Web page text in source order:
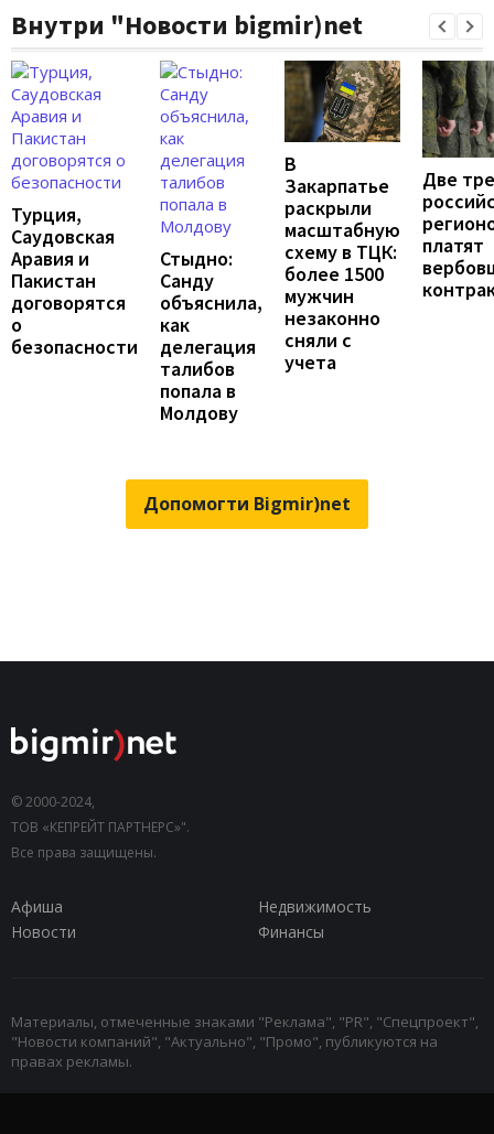
Внутри "Новости bigmir)net
Турция,
Саудовская
Аравия и
Пакистан
договорятся
о
безопасности
Стыдно:
Санду
объяснила,
как
делегация
талибов
попала в
Молдову
В
Закарпатье
раскрыли
масштабную
схему в ТЦК:
более 1500
мужчин
незаконно
сняли с
учета
Две
платят
Допомогти Bigmir)net
© 2000-2024,
ТОВ «КЕПРЕЙТ ПАРТНЕРС»".
Все права защищены.
Афиша
Недвижимость
Новости
Финансы
Материалы, отмеченные знаками "Реклама", "PR", "Спецпроект",
"Новости компаний", "Актуально", "Промо", публикуются на
правах рекламы.